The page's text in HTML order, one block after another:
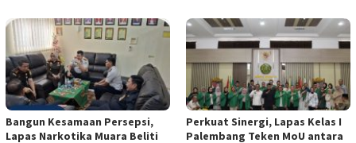
Bangun Kesamaan Persepsi,
Lapas Narkotika Muara Beliti
Perkuat Sinergi, Lapas Kelas I
Palembang Teken MoU antara